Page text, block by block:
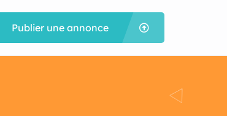
Publier une annonce